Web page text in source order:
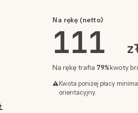
Na rękę (netto)
111
Na rękę trafia 79%kwoty
⚠Kwota poniżej płacy
orientacyjny.